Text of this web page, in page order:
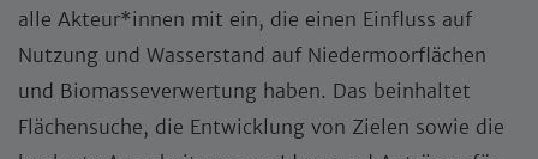
alle Akteur*innen mit ein, die einen Einfluss auf
Nutzung und Wasserstand auf Niedermoorflächen
und Biomasseverwertung haben. Das beinhaltet
Flächensuche, die Entwicklung von Zielen sowie die